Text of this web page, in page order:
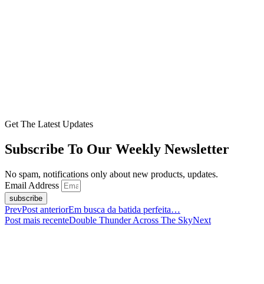
Get The Latest Updates
Subscribe To Our Weekly Newsletter
No spam, notifications only about new products, updates.
Email Address
subscribe
PrevPost anteriorEm busca da batida perfeita…
Post mais recenteDouble Thunder Across The SkyNext